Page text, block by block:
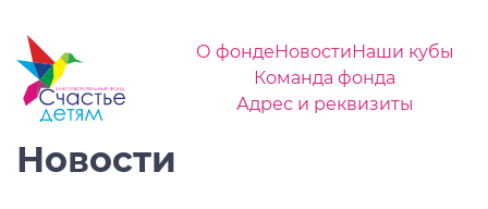
О фондеНовостиНаши кубы
Команда фонда
Адрес и реквизиты
Новости